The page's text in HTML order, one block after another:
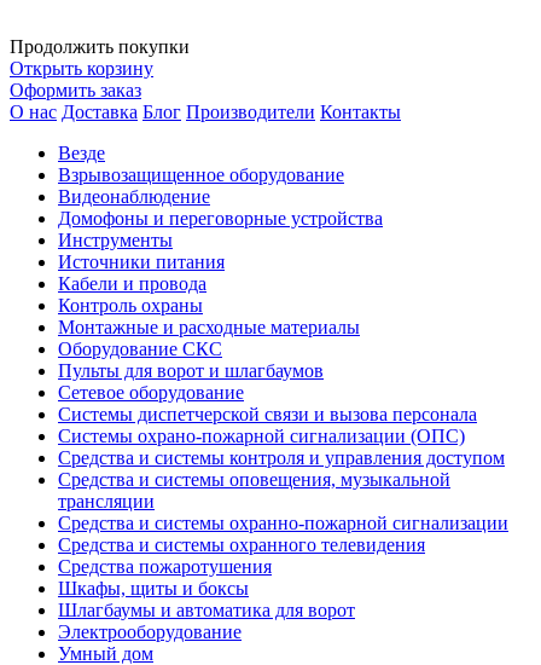
Продолжить покупки
Открыть корзину
Оформить заказ
О нас Доставка Блог Производители Контакты
Везде
Взрывозащищенное оборудование
Видеонаблюдение
Домофоны и переговорные устройства
Инструменты
Источники питания
Кабели и провода
Контроль охраны
Монтажные и расходные материалы
Оборудование СКС
Пульты для ворот и шлагбаумов
Сетевое оборудование
Системы диспетчерской связи и вызова персонала
Системы охрано-пожарной сигнализации (ОПС)
Средства и системы контроля и управления доступом
Средства и системы оповещения, музыкальной
трансляции
Средства и системы охранно-пожарной сигнализации
Средства и системы охранного телевидения
Средства пожаротушения
Шкафы, щиты и боксы
Шлагбаумы и автоматика для ворот
Электрооборудование
Умный дом